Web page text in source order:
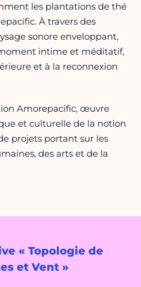
« Topologie de
et Vent »
les plantations de thé
À travers des
sonore enveloppant,
intime et méditatif,
et à la reconnexion
Amorepacific, œuvre
et culturelle de la notion
projets portant sur les
des arts et de la